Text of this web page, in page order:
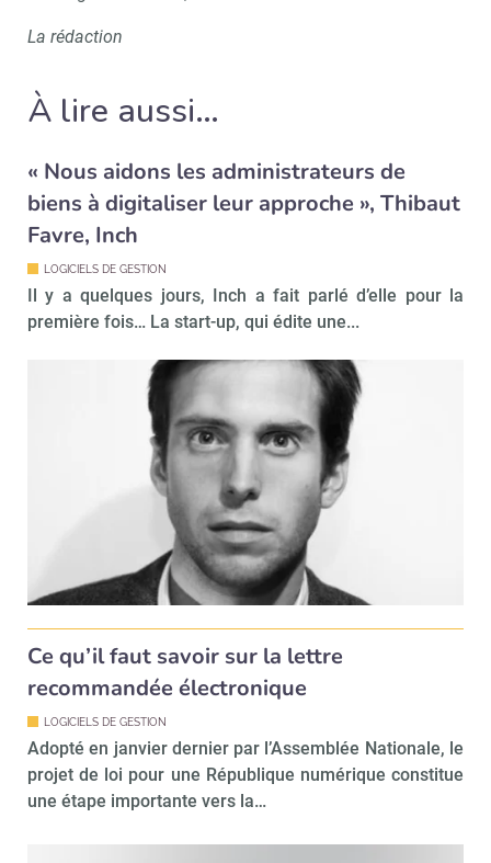
La rédaction
À lire aussi…
« Nous aidons les administrateurs de
biens à digitaliser leur approche », Thibaut
Favre, Inch
LOGICIELS DE GESTION
Il y a quelques jours, Inch a fait parlé d’elle pour la
première fois… La start-up, qui édite une...
Ce qu’il faut savoir sur la lettre
recommandée électronique
LOGICIELS DE GESTION
Adopté en janvier dernier par l’Assemblée Nationale, le
projet de loi pour une République numérique constitue
une étape importante vers la…
Recevoir Immo Matin
Non merci, je reçois déjà
Je déciderai plus